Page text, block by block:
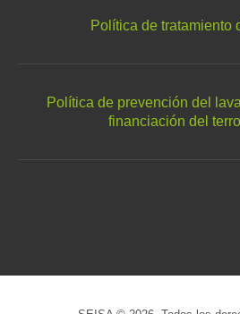
Política de tratamiento
Política de prevención del
financiación del